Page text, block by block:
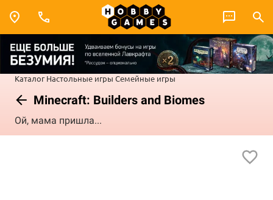
Каталог Настольные игры Семейные игры
Minecraft: Builders and Biomes
Ой, мама пришла...